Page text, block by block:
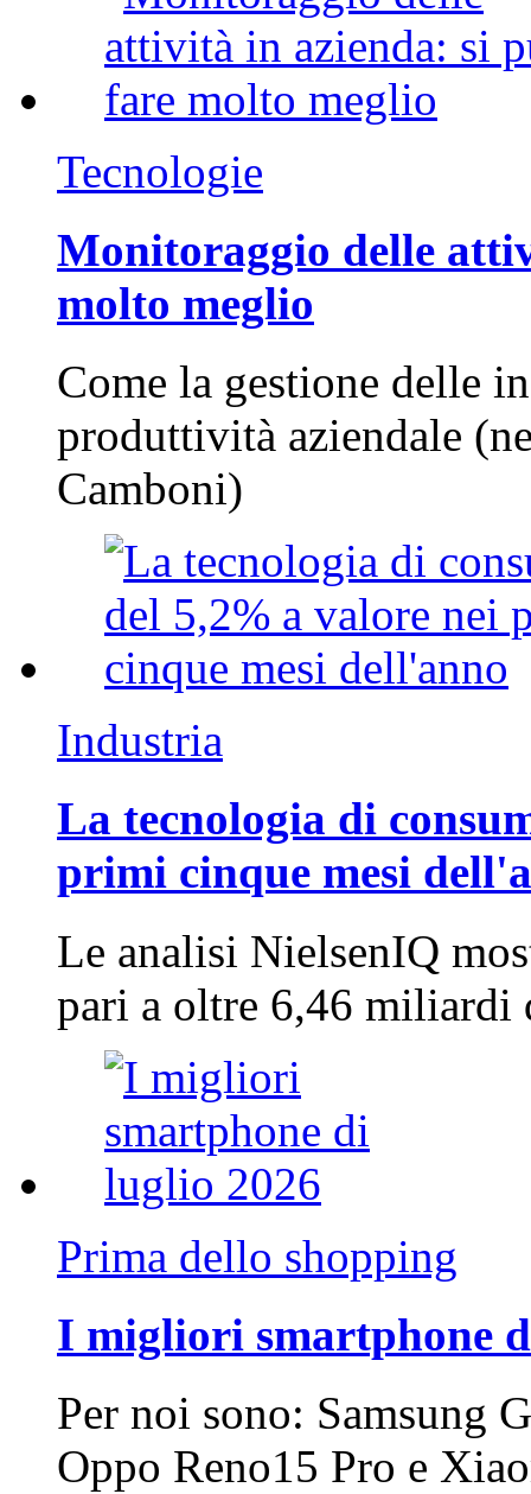
Tecnologie
Monitoraggio delle
molto meglio
Come la gestione delle
produttività aziendale
Camboni)
Industria
La tecnologia di
primi cinque mesi
Le analisi NielsenIQ
pari a oltre 6,46
Prima dello shopping
I migliori smartphone
Per noi sono: Samsung
Oppo Reno15 Pro e